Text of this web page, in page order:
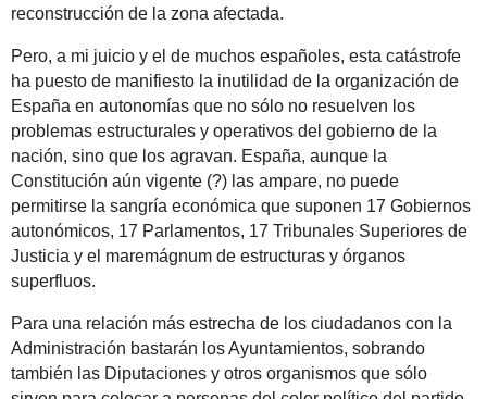
reconstrucción de la zona afectada.
Pero, a mi juicio y el de muchos españoles, esta catástrofe
ha puesto de manifiesto la inutilidad de la organización de
España en autonomías que no sólo no resuelven los
problemas estructurales y operativos del gobierno de la
nación, sino que los agravan. España, aunque la
Constitución aún vigente (?) las ampare, no puede
permitirse la sangría económica que suponen 17 Gobiernos
autonómicos, 17 Parlamentos, 17 Tribunales Superiores de
Justicia y el maremágnum de estructuras y órganos
superfluos.
Para una relación más estrecha de los ciudadanos con la
Administración bastarán los Ayuntamientos, sobrando
también las Diputaciones y otros organismos que sólo